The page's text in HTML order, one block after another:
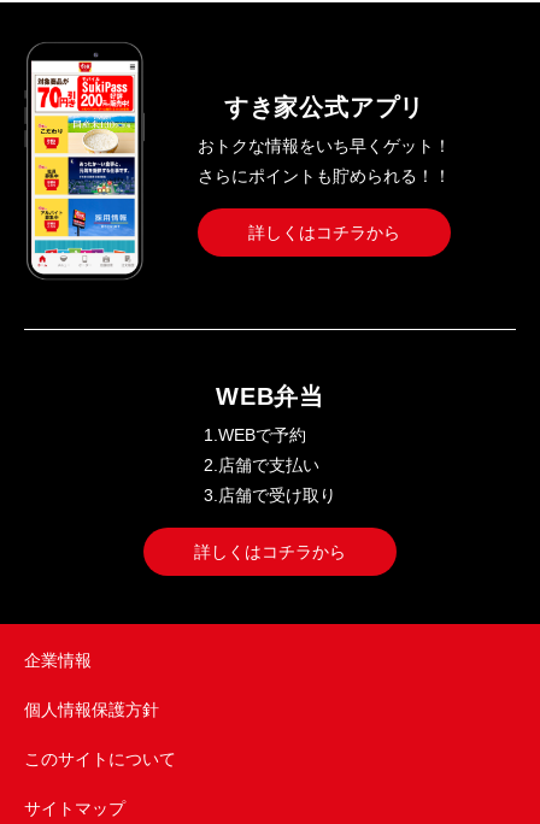
すき家公式アプリ
おトクな情報をいち早くゲット！
さらにポイントも貯められる！！
詳しくはコチラから
WEB弁当
1.WEBで予約
2.店舗で支払い
3.店舗で受け取り
詳しくはコチラから
企業情報
個人情報保護方針
このサイトについて
サイトマップ